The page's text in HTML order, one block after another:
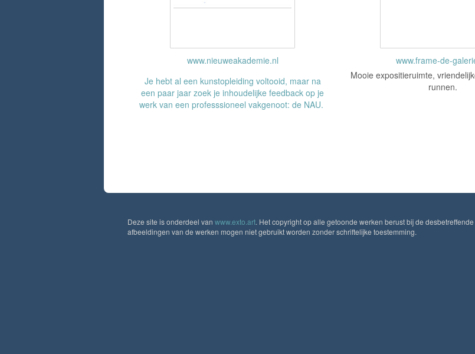
www.nieuweakademie.nl
Je hebt al een kunstopleiding voltooid, maar na
een paar jaar zoek je inhoudelijke feedback op je
werk van een professsioneel vakgenoot: de NAU.
www.frame-de-
Mooie expositieruimte,
runnen.
Deze site is onderdeel van www.exto.art. Het copyright op alle getoonde werken berust bij de
afbeeldingen van de werken mogen niet gebruikt worden zonder schriftelijke toestemming.